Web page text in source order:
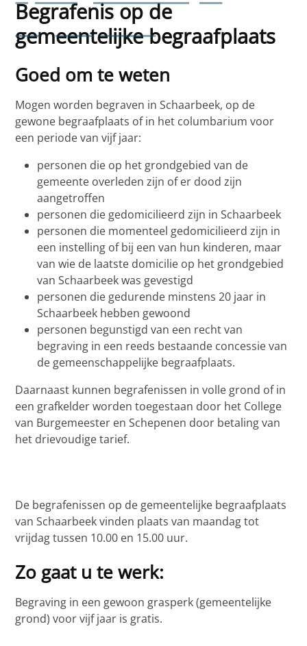
begraafplaats
Begrafenis op de
gemeentelijke begraafplaats
Goed om te weten
Mogen worden begraven in Schaarbeek, op de
gewone begraafplaats of in het columbarium voor
een periode van vijf jaar:
personen die op het grondgebied van de
gemeente overleden zijn of er dood zijn
aangetroffen
personen die gedomicilieerd zijn in Schaarbeek
personen die momenteel gedomicilieerd zijn in
een instelling of bij een van hun kinderen, maar
van wie de laatste domicilie op het grondgebied
van Schaarbeek was gevestigd
personen die gedurende minstens 20 jaar in
Schaarbeek hebben gewoond
personen begunstigd van een recht van
begraving in een reeds bestaande concessie van
de gemeenschappelijke begraafplaats.
Daarnaast kunnen begrafenissen in volle grond of in
een grafkelder worden toegestaan door het College
van Burgemeester en Schepenen door betaling van
het drievoudige tarief.
De begrafenissen op de gemeentelijke begraafplaats
van Schaarbeek vinden plaats van maandag tot
vrijdag tussen 10.00 en 15.00 uur.
Zo gaat u te werk:
Begraving in een gewoon grasperk (gemeentelijke
grond) voor vijf jaar is gratis.